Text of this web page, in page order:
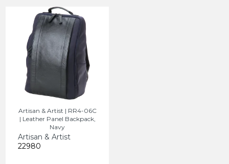
Artisan & Artist | RR4-06C
| Leather Panel Backpack,
Navy
Artisan & Artist
22980